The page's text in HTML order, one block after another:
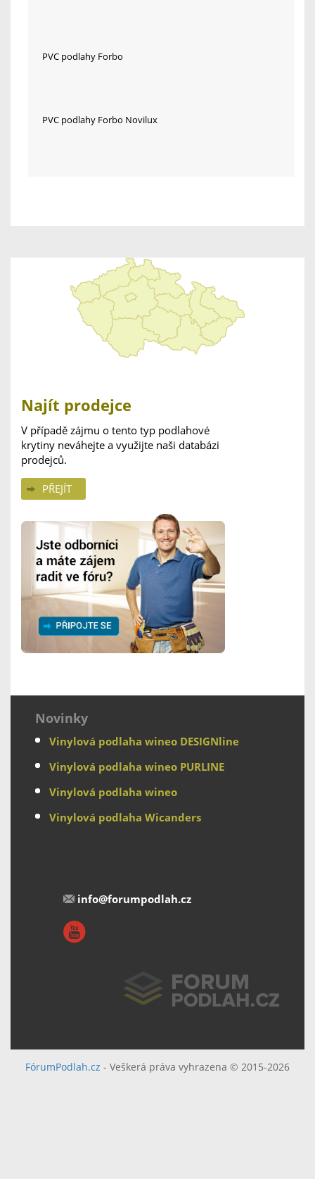
PVC podlahy Forbo
PVC podlahy Forbo Novilux
Najít prodejce
V případě zájmu o tento typ podlahové
krytiny neváhejte a využijte naši databázi
prodejců.
PŘEJÍT
Novinky
Vinylová podlaha wineo DESIGNline
Vinylová podlaha wineo PURLINE
Vinylová podlaha wineo
Vinylová podlaha Wicanders
info@forumpodlah.cz
FórumPodlah.cz - Veškerá práva vyhrazena © 2015-2026